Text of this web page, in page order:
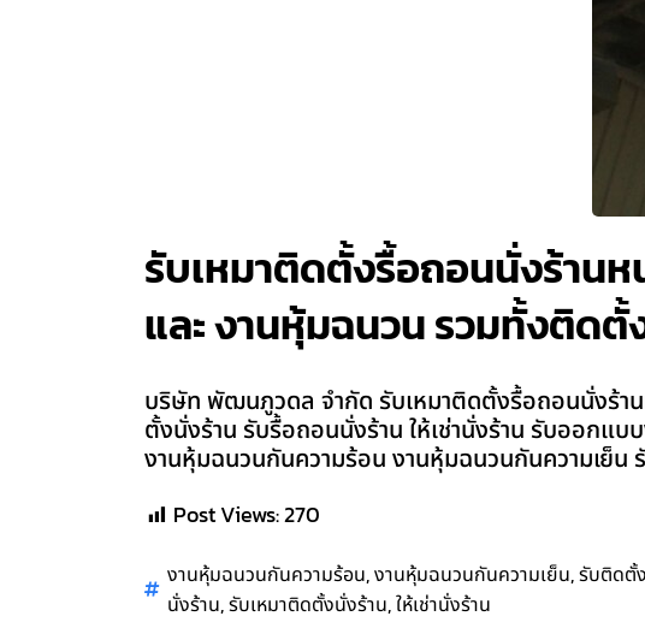
รับเหมาติดตั้งรื้อถอนนั่งร้าน
และ งานหุ้มฉนวน รวมทั้งติด
บริษัท พัฒนภูวดล จำกัด รับเหมาติดตั้งรื้อถอนนั่งร้า
ตั้งนั่งร้าน รับรื้อถอนนั่งร้าน ให้เช่านั่งร้าน รับออก
งานหุ้มฉนวนกันความร้อน งานหุ้มฉนวนกันความเย็น
Post Views:270
งานหุ้มฉนวนกันความร้อน,งานหุ้มฉนวนกันความเย็น,รับติดตั้
นั่งร้าน,รับเหมาติดตั้งนั่งร้าน,ให้เช่านั่งร้าน